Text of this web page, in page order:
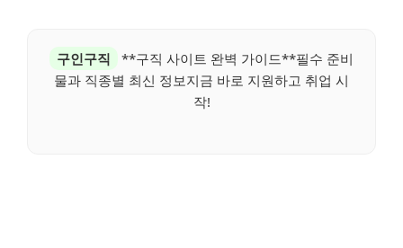
구인구직
**구직 사이트 완벽 가이드**필수 준비
물과 직종별 최신 정보지금 바로 지원하고 취업 시
작!